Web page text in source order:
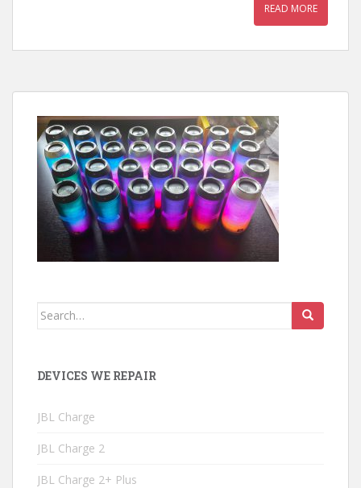
READ MORE
Search
DEVICES WE REPAIR
JBL Charge
JBL Charge 2
JBL Charge 2+ Plus